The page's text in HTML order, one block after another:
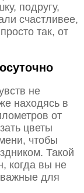
подругу,
счастливее,
так, от
не
находясь в
от
цветы
чтобы
Такой
когда вы не
для